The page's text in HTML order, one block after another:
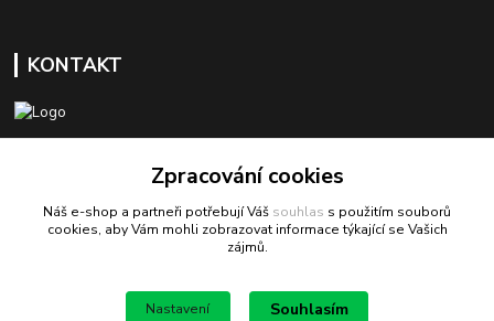
KONTAKT
+420 603 418 822
odbyt@bezva-spojovacimaterial.cz
Zpracování cookies
Náš e-shop a partneři potřebují Váš souhlas s použitím souborů
cookies, aby Vám mohli zobrazovat informace týkající se Vašich
zájmů.
Nastavení Souhlasím